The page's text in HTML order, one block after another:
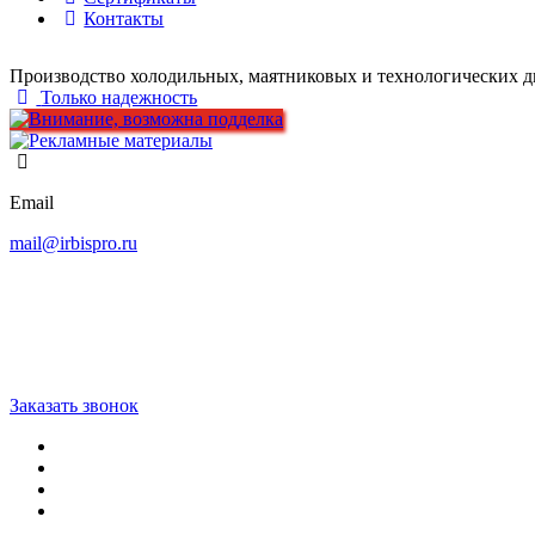
Контакты
Производство холодильных, маятниковых и технологических
Только надежность
Email
mail@irbispro.ru
Заказать звонок